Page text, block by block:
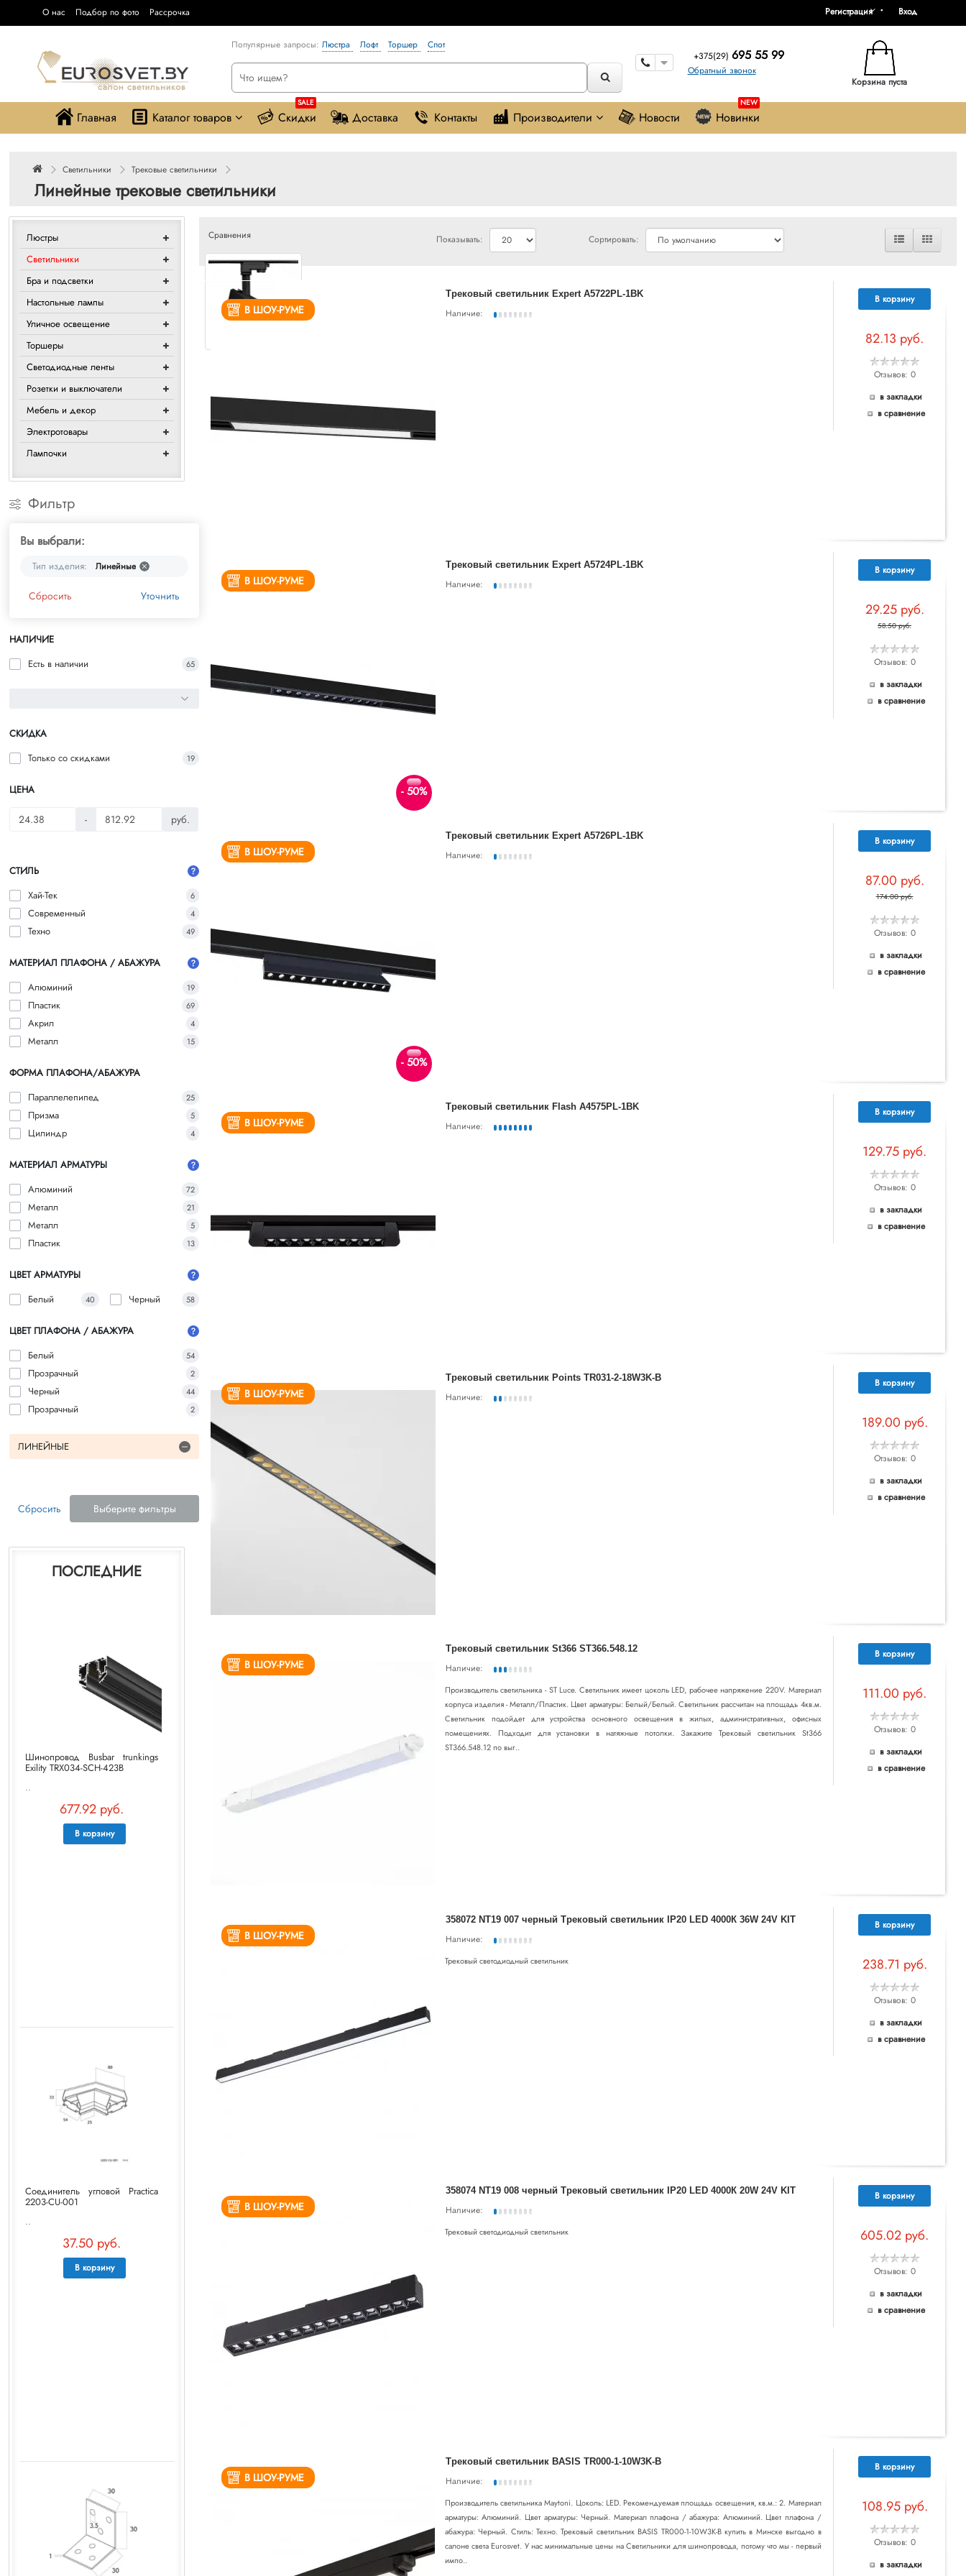
О нас Подбор по фото Рассрочка Вход
Регистрация
Корзина пуста
Популярные запросы: Люстра Лофт Торшер
Спот
+375(29) 695 55 99
Обратный звонок
Главная Каталог товаров
SALE
Скидки Доставка Контакты Производители Новости
NEW
Новинки
Светильники Трековые светильники
Линейные трековые светильники
Люстры
Светильники
Бра и подсветки
Настольные лампы
Уличное освещение
Торшеры
Светодиодные ленты
Розетки и выключатели
Мебель и декор
Электротовары
Лампочки
Фильтр
Вы выбрали:
Тип изделия: Линейные
Сбросить Уточнить
НАЛИЧИЕ
Есть в наличии
65
СКИДКА
Только со cкидками
19
ЦЕНА
- руб.
СТИЛЬ
Хай-Тек
6
Современный 4
Техно 49
МАТЕРИАЛ ПЛАФОНА / АБАЖУРА
Алюминий
19
Пластик 69
Акрил 4
Металл 15
ФОРМА ПЛАФОНА/АБАЖУРА
Параллелепипед
25
Призма 5
Цилиндр 4
МАТЕРИАЛ АРМАТУРЫ
Алюминий
72
Металл 21
Металл 5
Пластик 13
ЦВЕТ АРМАТУРЫ
Белый
40 Черный 58
ЦВЕТ ПЛАФОНА / АБАЖУРА
Белый
54
Прозрачный 2
Черный 44
Прозрачный 2
ЛИНЕЙНЫЕ
Сбросить Выберите фильтры
ПОСЛЕДНИЕ
Шинопровод Busbar trunkings
Exility TRX034-SCH-423B
..
677.92 руб.
В корзину
Соединитель угловой Practica
2203-CU-001
..
37.50 руб.
В корзину
Сравнения Сортировать:
Показывать:
В ШОУ-РУМЕ
Трековый светильник Expert A5722PL-1BK
Наличие:
В корзину
82.13 руб.
Отзывов: 0
в закладки
в сравнение
В ШОУ-РУМЕ
- 50%
Трековый светильник Expert A5724PL-1BK
Наличие:
В корзину
29.25 руб.
58.50 руб.
Отзывов: 0
в закладки
в сравнение
В ШОУ-РУМЕ
- 50%
Трековый светильник Expert A5726PL-1BK
Наличие:
В корзину
87.00 руб.
174.00 руб.
Отзывов: 0
в закладки
в сравнение
В ШОУ-РУМЕ
Трековый светильник Flash A4575PL-1BK
Наличие:
В корзину
129.75 руб.
Отзывов: 0
в закладки
в сравнение
В ШОУ-РУМЕ
Трековый светильник Points TR031-2-18W3K-B
Наличие:
В корзину
189.00 руб.
Отзывов: 0
в закладки
в сравнение
В ШОУ-РУМЕ
Трековый светильник St366 ST366.548.12
Наличие:
В корзину
111.00 руб.
Отзывов: 0
в закладки
в сравнение
Производитель светильника - ST Luce. Светильник имеет цоколь LED, рабочее напряжение 220V. Материал
корпуса изделия - Металл/Пластик. Цвет арматуры: Белый/Белый. Светильник рассчитан на площадь 4кв.м.
Светильник подойдет для устройства основного освещения в жилых, административных, офисных
помещениях. Подходит для установки в натяжные потолки. Закажите Трековый светильник St366
ST366.548.12 по выг..
В ШОУ-РУМЕ
358072 NT19 007 черный Трековый светильник IP20 LED 4000К 36W 24V KIT
Наличие:
В корзину
238.71 руб.
Отзывов: 0
в закладки
в сравнение
Трековый светодиодный светильник
В ШОУ-РУМЕ
358074 NT19 008 черный Трековый светильник IP20 LED 4000К 20W 24V KIT
Наличие:
В корзину
605.02 руб.
Отзывов: 0
в закладки
в сравнение
Трековый светодиодный светильник
В ШОУ-РУМЕ
Трековый светильник BASIS TR000-1-10W3K-B
Наличие:
В корзину
108.95 руб.
Отзывов: 0
в закладки
Производитель светильника Maytoni. Цоколь: LED. Рекомендуемая площадь освещения, кв.м.: 2. Материал
арматуры: Алюминий. Цвет арматуры: Черный. Материал плафона / абажура: Алюминий. Цвет плафона /
абажура: Черный. Стиль: Техно. Трековый светильник BASIS TR000-1-10W3K-B купить в Минске выгодно в
салоне света Eurosvet. У нас минимальные цены на Светильники для шинопровода, потому что мы - первый
импо..